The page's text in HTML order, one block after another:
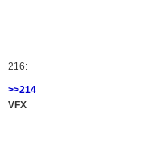
216:
>>214
VFX